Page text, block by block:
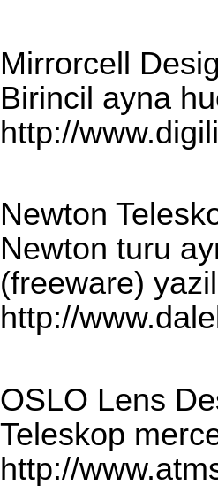
Mirrorcell
Birincil ayna
http://
Newton
Newton turu
(freeware)
http://
OSLO Lens
Teleskop
http://